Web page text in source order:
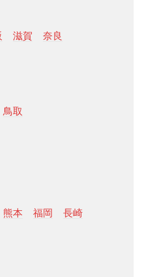
滋賀 奈良
鳥取
熊本 福岡
長崎